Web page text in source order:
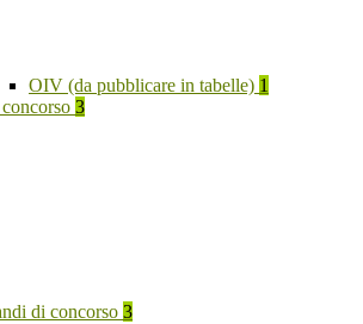
OIV (da pubblicare in tabelle) 1
3
di concorso 3